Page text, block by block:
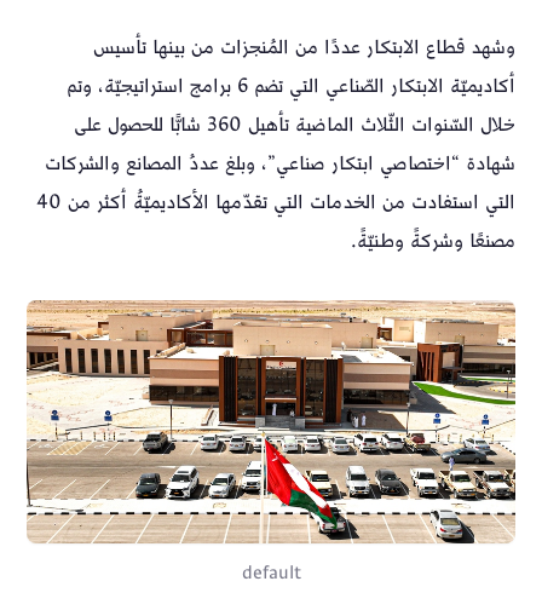
وشهد قطاع الابتكار عددًا من المُنجزات من بينها تأسيس
أكاديميّة الابتكار الصّناعي التي تضم 6 برامج استراتيجيّة، وتم
خلال السّنوات الثّلاث الماضية تأهيل 360 شابًّا للحصول على
شهادة “اختصاصي ابتكار صناعي”، وبلغ عددُ المصانع والشركات
التي استفادت من الخدمات التي تقدّمها الأكاديميّةُ أكثر من 40
مصنعًا وشركةً وطنيّةً.
default